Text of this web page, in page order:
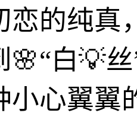
恋的纯真
🌸“白💡
小心翼翼